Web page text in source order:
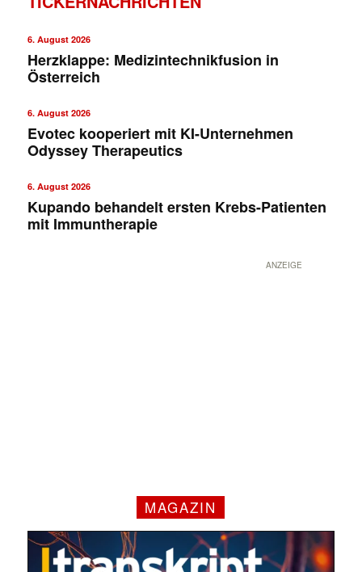
6. August 2026
Herzklappe: Medizintechnikfusion in
Österreich
6. August 2026
Evotec kooperiert mit KI-Unternehmen
Odyssey Therapeutics
6. August 2026
Kupando behandelt ersten Krebs-Patienten
mit Immuntherapie
ANZEIGE
MAGAZIN